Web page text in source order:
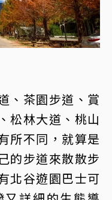
、茶園步道、賞
松林大道、桃山
所不同，就算是
的步道來散散步
北谷遊園巴士可